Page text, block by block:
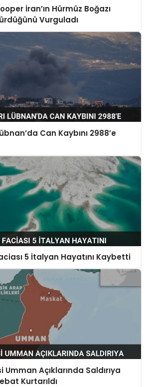
İran’ın Hürmüz Boğazı
Vurguladı
Can Kaybını 2988’e
5 İtalyan Hayatını Kaybetti
Açıklarında Saldırıya
Kurtarıldı